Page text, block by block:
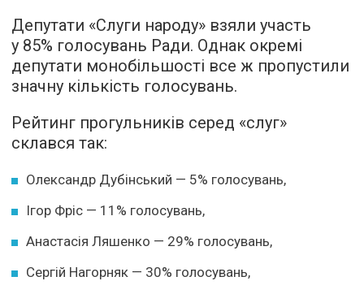
Депутати «Слуги народу» взяли участь
у 85% голосувань Ради. Однак окремі
депутати монобільшості все ж пропустили
значну кількість голосувань.
Рейтинг прогульників серед «слуг»
склався так:
Олександр Дубінський — 5% голосувань,
Ігор Фріс — 11% голосувань,
Анастасія Ляшенко — 29% голосувань,
Сергій Нагорняк — 30% голосувань,